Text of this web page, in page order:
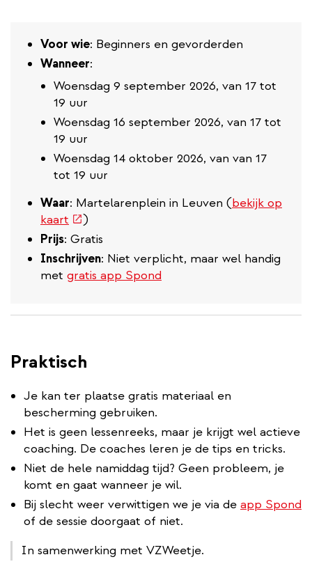
Voor wie: Beginners en gevorderden
Wanneer:
Woensdag 9 september 2026, van 17 tot
19 uur
Woensdag 16 september 2026, van 17 tot
19 uur
Woensdag 14 oktober 2026, van van 17
tot 19 uur
Waar: Martelarenplein in Leuven (bekijk op
kaart (externe
link)
)
Prijs: Gratis
Inschrijven: Niet verplicht, maar wel handig
met gratis app Spond
Praktisch
Je kan ter plaatse gratis materiaal en
bescherming gebruiken.
Het is geen lessenreeks, maar je krijgt wel actieve
coaching. De coaches leren je de tips en tricks.
Niet de hele namiddag tijd? Geen probleem, je
komt en gaat wanneer je wil.
Bij slecht weer verwittigen we je via de app Spond
of de sessie doorgaat of niet.
In samenwerking met VZWeetje.